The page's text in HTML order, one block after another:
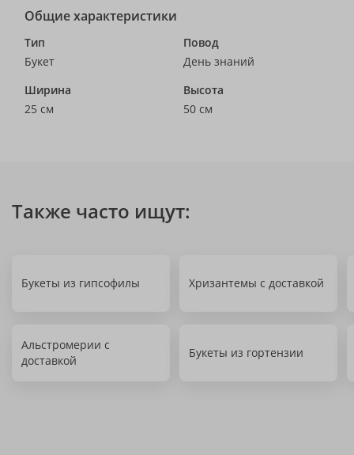
Общие характеристики
Тип
Букет
Повод
День знаний
Ширина
25 см
Высота
50 см
Также часто ищут:
Букеты из гипсофилы Хризантемы с доставкой
Альстромерии с
доставкой
Букеты из гортензии